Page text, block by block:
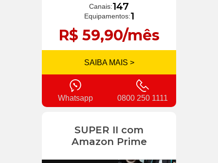
Canais:147
Equipamentos:1
R$ 59,90/mês
SAIBA MAIS >
Whatsapp 0800 250 1111
SUPER II com
Amazon Prime